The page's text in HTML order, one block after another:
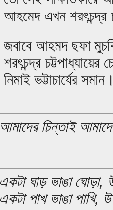
আহমেদ এখন শরৎচন্দ্র
জবাবে আহমদ ছফা
শরৎচন্দ্র
নিমাই ভট্টাচার্যের
আমাদের চিন্তাই
একটা ঘাড় ভাঙা ঘোড়া,
একটা পাখ ভাঙা পাখি,